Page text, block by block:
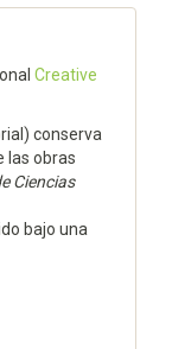
Creative
conserva
las obras
Ciencias
bajo una